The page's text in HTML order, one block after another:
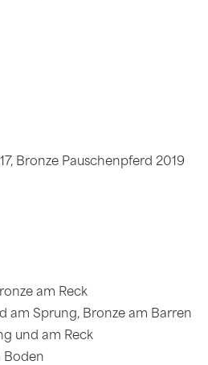
Bronze Pauschenpferd 2019
am Reck
am Sprung, Bronze am Barren
und am Reck
Boden